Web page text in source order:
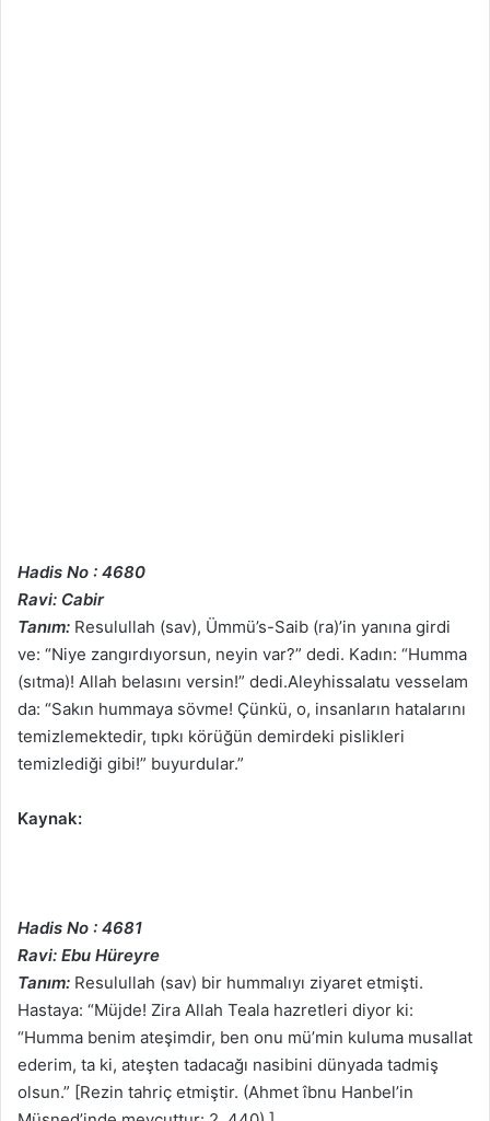
Hadis No : 4680
Ravi: Cabir
Tanım: Resulullah (sav), Ümmü’s-Saib (ra)’in yanına girdi
ve: “Niye zangırdıyorsun, neyin var?” dedi. Kadın: “Humma
(sıtma)! Allah belasını versin!” dedi.Aleyhissalatu vesselam
da: “Sakın hummaya sövme! Çünkü, o, insanların hatalarını
temizlemektedir, tıpkı körüğün demirdeki pislikleri
temizlediği gibi!” buyurdular.”
Kaynak:
Hadis No : 4681
Ravi: Ebu Hüreyre
Tanım: Resulullah (sav) bir hummalıyı ziyaret etmişti.
Hastaya: “Müjde! Zira Allah Teala hazretleri diyor ki:
“Humma benim ateşimdir, ben onu mü’min kuluma musallat
ederim, ta ki, ateşten tadacağı nasibini dünyada tadmiş
olsun.” [Rezin tahriç etmiştir. (Ahmet îbnu Hanbel’in